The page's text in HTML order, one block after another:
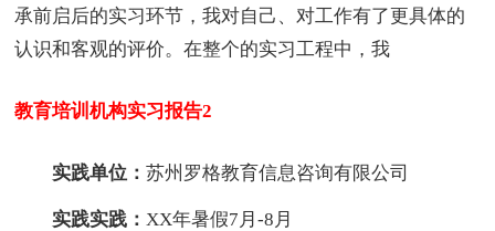
承前启后的实习环节，我对自己、对工作有了更具体的
认识和客观的评价。在整个的实习工程中，我
教育培训机构实习报告2
实践单位：苏州罗格教育信息咨询有限公司
实践实践： XX年暑假7月-8月